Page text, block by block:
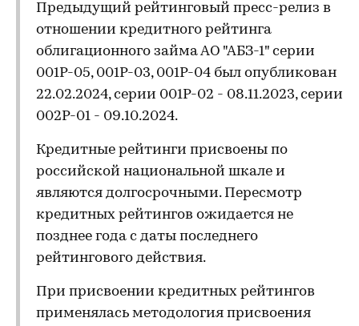
Предыдущий рейтинговый пресс-релиз в
отношении кредитного рейтинга
облигационного займа АО "АБЗ-1" серии
001Р-05, 001Р-03, 001Р-04 был опубликован
22.02.2024, серии 001Р-02 - 08.11.2023, серии
002Р-01 - 09.10.2024.
Кредитные рейтинги присвоены по
российской национальной шкале и
являются долгосрочными. Пересмотр
кредитных рейтингов ожидается не
позднее года с даты последнего
рейтингового действия.
При присвоении кредитных рейтингов
применялась методология присвоения